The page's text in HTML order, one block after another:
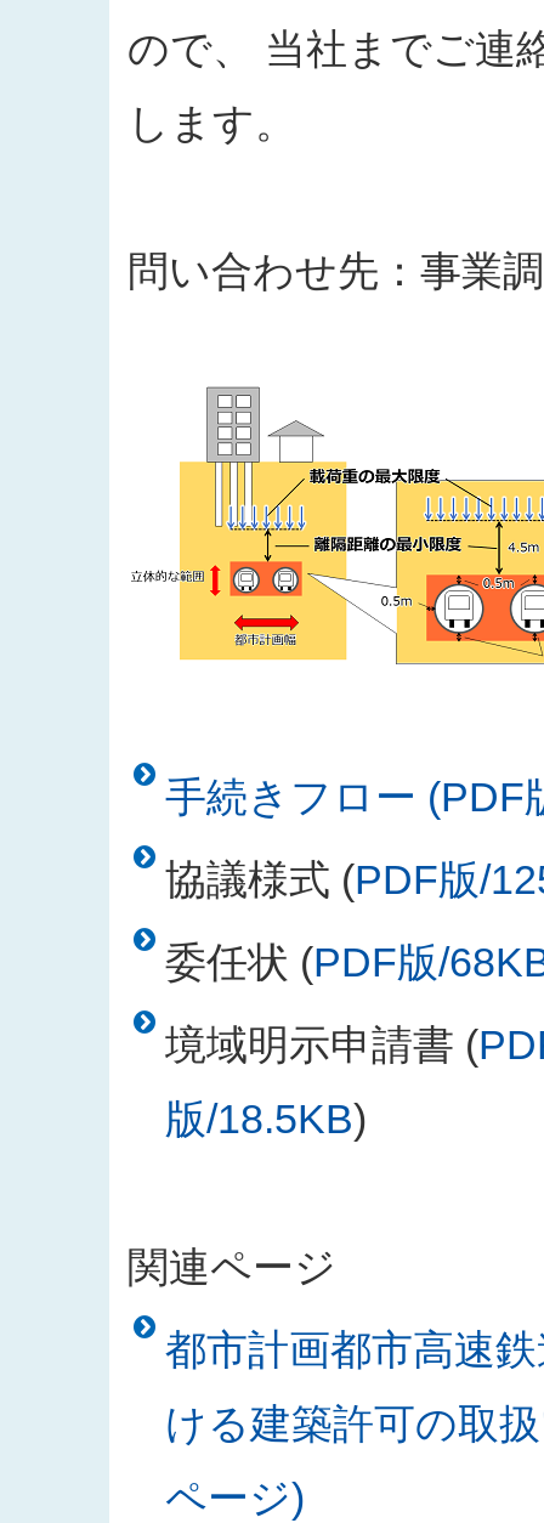
ので、 当社までご連
します。
問い合わせ先：事業
手続きフロー (PDF
協議様式 (PDF版/
委任状 (PDF版/
境域明示申請書 (
版/18.5KB)
関連ページ
都市計画都市高速
ける建築許可の取
ページ)